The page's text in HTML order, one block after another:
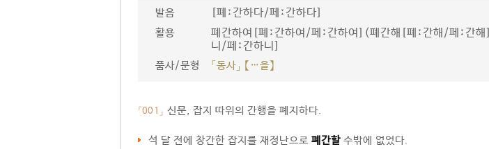
발음 [폐ː간하다/페ː간하다]
활용
폐간하여[폐ː간하여/페ː간하여](폐간해[폐ː간해/페ː간
니/페ː간하니]
품사/문형 「동사」 【…을】
「001」 신문, 잡지 따위의 간행을 폐지하다.
석 달 전에 창간한 잡지를 재정난으로 폐간할 수밖에 없었다.